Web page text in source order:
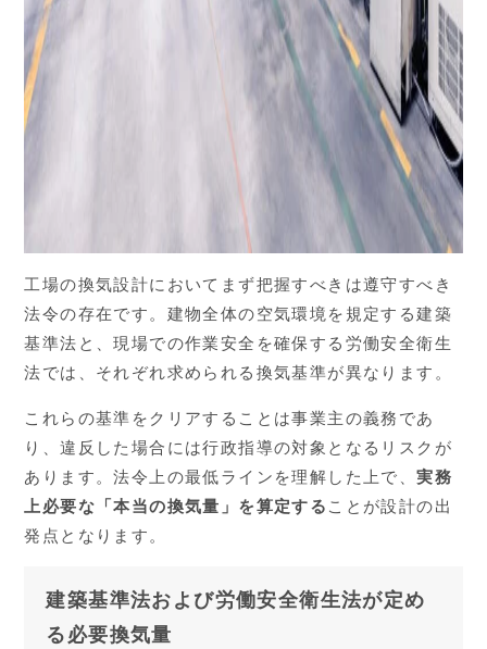
工場の換気設計においてまず把握すべきは遵守すべき
法令の存在です。建物全体の空気環境を規定する建築
基準法と、現場での作業安全を確保する労働安全衛生
法では、それぞれ求められる換気基準が異なります。
これらの基準をクリアすることは事業主の義務であ
り、違反した場合には行政指導の対象となるリスクが
あります。法令上の最低ラインを理解した上で、実務
上必要な「本当の換気量」を算定する ことが設計の出
発点となります。
建築基準法および労働安全衛生法が定め
る必要換気量